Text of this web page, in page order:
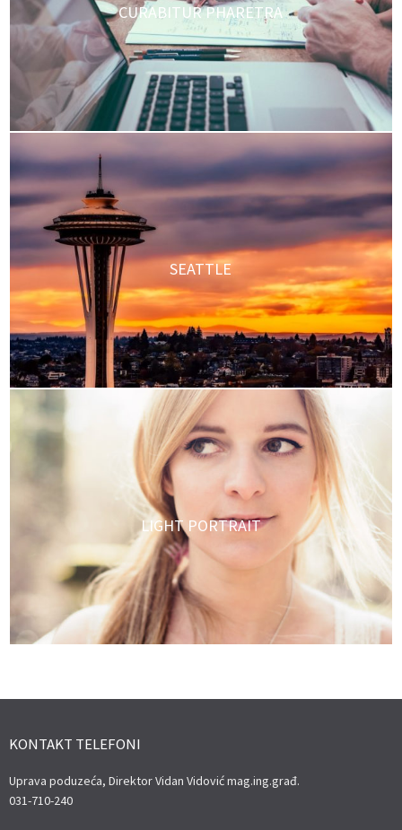
CURABITUR PHARETRA
SEATTLE
LIGHT PORTRAIT
KONTAKT TELEFONI
Uprava poduzeća, Direktor Vidan Vidović mag.ing.građ.
031-710-240